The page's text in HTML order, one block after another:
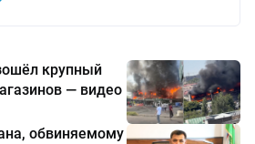
крупный
— видео
обвиняемому